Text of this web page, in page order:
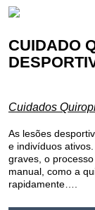
CUIDADO
Cuidados
As lesões
e indivíduos
graves, o
manual, como a
rapidamente….